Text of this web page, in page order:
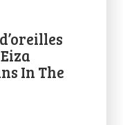
In The